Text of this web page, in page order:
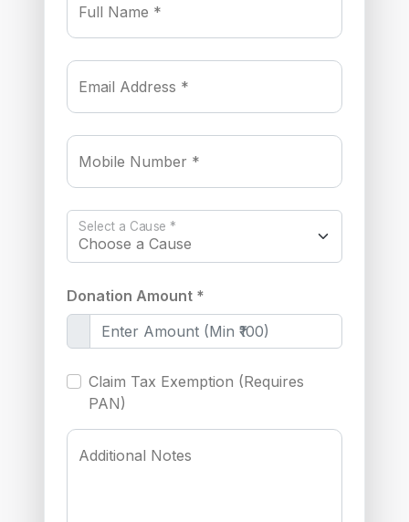
Full Name *
Email Address *
Mobile Number *
Select a Cause *
Donation Amount *
Claim Tax Exemption (Requires
PAN)
Additional Notes